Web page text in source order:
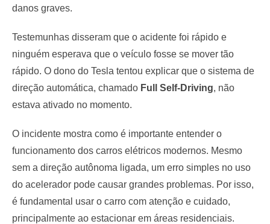
danos graves.
Testemunhas disseram que o acidente foi rápido e
ninguém esperava que o veículo fosse se mover tão
rápido. O dono do Tesla tentou explicar que o sistema de
direção automática, chamado Full Self-Driving, não
estava ativado no momento.
O incidente mostra como é importante entender o
funcionamento dos carros elétricos modernos. Mesmo
sem a direção autônoma ligada, um erro simples no uso
do acelerador pode causar grandes problemas. Por isso,
é fundamental usar o carro com atenção e cuidado,
principalmente ao estacionar em áreas residenciais.